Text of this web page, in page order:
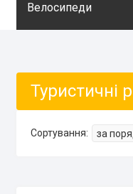
Велосипеди
Туристичні